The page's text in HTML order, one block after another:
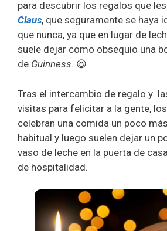
para descubrir los regalos que
Claus, que seguramente se haya
que nunca, ya que en lugar de
suele dejar como obsequio una
de Guinness. 😆
Tras el intercambio de regalo y
visitas para felicitar a la gente,
celebran una comida un poco
habitual y luego suelen dejar un
vaso de leche en la puerta de
de hospitalidad.